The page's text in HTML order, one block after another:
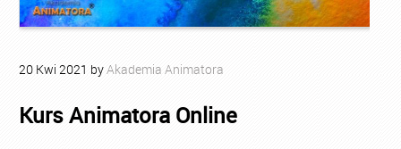
20 Kwi 2021 byAkademia Animatora
Kurs Animatora Online